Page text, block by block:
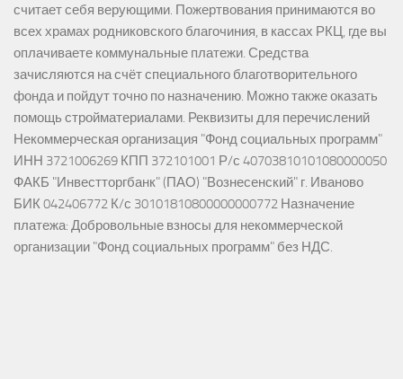
считает себя верующими. Пожертвования принимаются во
всех храмах родниковского благочиния, в кассах РКЦ, где вы
оплачиваете коммунальные платежи. Средства
зачисляются на счёт специального благотворительного
фонда и пойдут точно по назначению. Можно также оказать
помощь стройматериалами. Реквизиты для перечислений
Некоммерческая организация "Фонд социальных программ"
ИНН 3721006269 КПП 372101001 Р/с 40703810101080000050
ФАКБ "Инвестторгбанк" (ПАО) "Вознесенский" г. Иваново
БИК 042406772 К/с 30101810800000000772 Назначение
платежа: Добровольные взносы для некоммерческой
организации "Фонд социальных программ" без НДС.